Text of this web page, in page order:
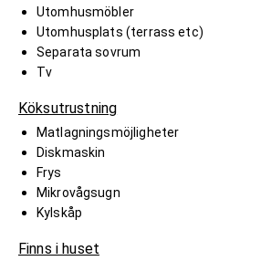
Utomhusmöbler
Utomhusplats (terrass etc)
Separata sovrum
Tv
Köksutrustning
Matlagningsmöjligheter
Diskmaskin
Frys
Mikrovågsugn
Kylskåp
Finns i huset